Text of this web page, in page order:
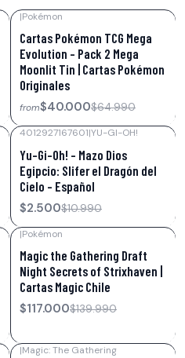
|Pokémon
Cartas Pokémon TCG Mega
Evolution – Pack 2 Mega
Moonlit Tin | Cartas Pokémon
Originales
from$40.000$64.990
4012927167601|YU-GI-OH!
Yu-Gi-Oh! – Mazo Dios
Egipcio: Slifer el Dragón del
Cielo – Español
$2.500$10.990
|Pokémon
Magic the Gathering Draft
Night Secrets of Strixhaven |
Cartas Magic Chile
$117.000$139.990
|Magic: The Gathering